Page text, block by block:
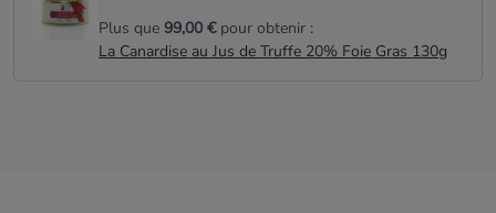
Plus que 99,00 €pour obtenir :
La Canardise au Jus de Truffe 20% Foie Gras 130g